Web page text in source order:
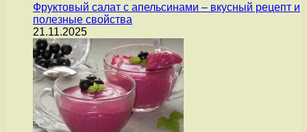
Фруктовый салат с апельсинами – вкусный рецепт и
полезные свойства
21.11.2025